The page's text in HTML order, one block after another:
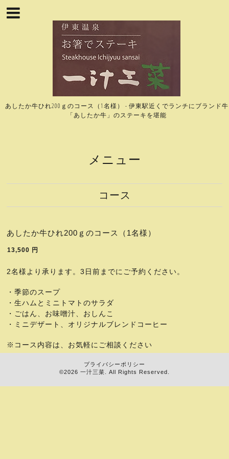
あしたか牛ひれ200ｇのコース（1名様） - 伊東駅近くでランチにブランド牛
「あしたか牛」のステーキを堪能
メニュー
コース
あしたか牛ひれ200ｇのコース（1名様）
13,500 円
2名様より承ります。3日前までにご予約ください。
・季節のスープ
・生ハムとミニトマトのサラダ
・ごはん、お味噌汁、おしんこ
・ミニデザート、オリジナルブレンドコーヒー
※コース内容は、お気軽にご相談ください
プライバシーポリシー
©2026 一汁三菜 . All Rights Reserved.